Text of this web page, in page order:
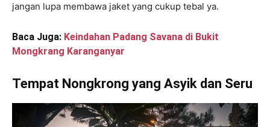
jangan lupa membawa jaket yang cukup tebal ya.
Baca Juga: Keindahan Padang Savana di Bukit
Mongkrang Karanganyar
Tempat Nongkrong yang Asyik dan Seru